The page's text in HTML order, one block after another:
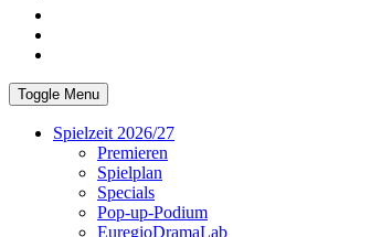
Toggle Menu
Spielzeit 2026/27
Premieren
Spielplan
Specials
Pop-up-Podium
EuregioDramaLab